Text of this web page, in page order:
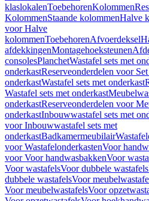
klaslokalenToebehorenKolommen
KolommenStaande kolommenHalve
voor Halve
kolommenToebehorenAfvoerdeksel
afdekkingenMontagehoeksteunen
consolesPlanchetWastafel sets met
onderkastReserveonderdelen voor
onderkastWastafel sets met onderkast
Wastafel sets met onderkast
onderkastReserveonderdelen voor
onderkastInbouwwastafel sets met
voor Inbouwwastafel sets met
onderkastBadkamermeubilair
voor WastafelonderkastenVoor
voor Voor handwasbakkenVoor
Voor wastafelsVoor dubbele wastafels
dubbele wastafelsVoor
Voor meubelwastafelsVoor